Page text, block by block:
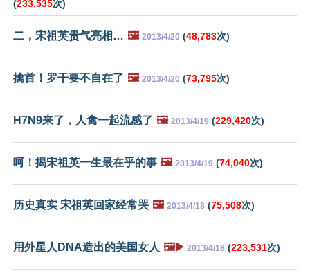
(233,535次)
二，宋祖英贵气亮相… 🖼️ 2013/4/20 (48,783次)
擒首！罗干要不自在了 🖼️ 2013/4/20 (73,795次)
H7N9来了，人禽一起流感了 🖼️ 2013/4/19 (229,420次)
呵！揭宋祖英一生最在乎的事 🖼️ 2013/4/19 (74,040次)
历史真实 宋祖英回家经常哭 🖼️ 2013/4/18 (75,508次)
用外星人DNA造出的美国女人 🖼️▶️ 2013/4/18 (223,531次)